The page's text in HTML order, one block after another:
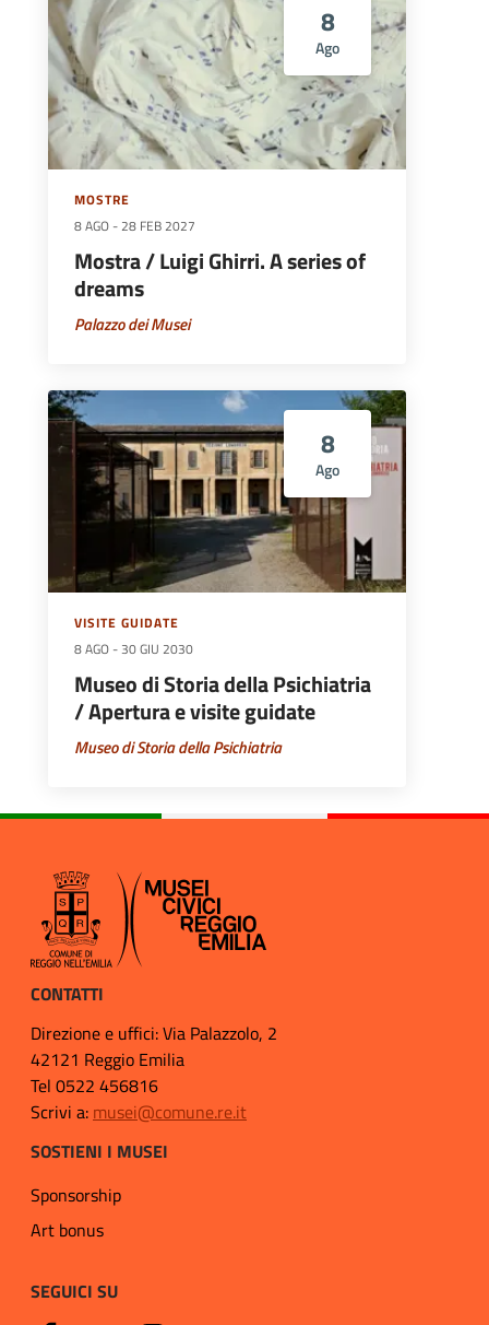
8
Ago
MOSTRE
8 AGO -28 FEB 2027
Mostra / Luigi Ghirri. A series of
dreams
Palazzo dei Musei
8
Ago
VISITE GUIDATE
8 AGO -30 GIU 2030
Museo di Storia della Psichiatria
/ Apertura e visite guidate
Museo di Storia della Psichiatria
CONTATTI
Direzione e uffici: Via Palazzolo, 2
42121 Reggio Emilia
Tel 0522 456816
Scrivi a: musei@comune.re.it
SOSTIENI I MUSEI
Sponsorship
Art bonus
SEGUICI SU